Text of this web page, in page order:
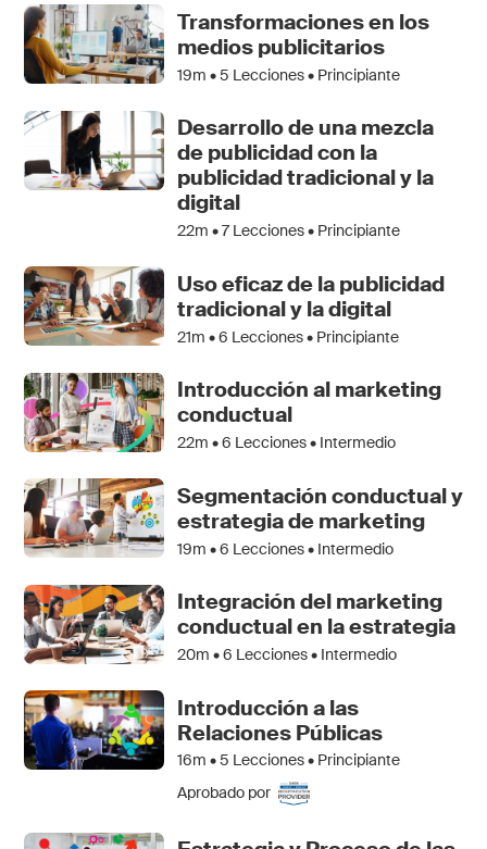
Transformaciones en los
medios publicitarios
19m •5 Lecciones • Principiante
Desarrollo de una mezcla
de publicidad con la
publicidad tradicional y la
digital
22m •7Lecciones • Principiante
Uso eficaz de la publicidad
tradicional y la digital
21m •6 Lecciones • Principiante
Introducción al marketing
conductual
22m •6 Lecciones • Intermedio
Segmentación conductual y
estrategia de marketing
19m •6 Lecciones • Intermedio
Integración del marketing
conductual en la estrategia
20m •6 Lecciones • Intermedio
Introducción a las
Relaciones Públicas
16m •5 Lecciones • Principiante
Aprobado por